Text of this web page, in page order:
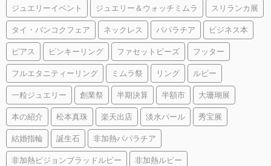
ジュエリーイベント ジュエリー＆ウォッチミムラ スリランカ展
タイ・バンコクフェア ネックレス パパラチア ビジネス本
ピアス ピンキーリング ファセットビーズ フッター
フルエタニティーリング ミムラ祭 リング ルビー
一粒ジュエリー 創業祭 半期決算 半額市 大珊瑚展
本の紹介 松本真珠 楽天出店 淡水パール 秀宝展
結婚指輪 誕生石 非加熱パパラチア
非加熱ピジョンブラッドルビー 非加熱ルビー